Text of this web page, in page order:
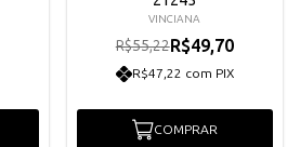
VINCIANA
R$55,22R$49,70
R$47,22 com PIX
COMPRAR